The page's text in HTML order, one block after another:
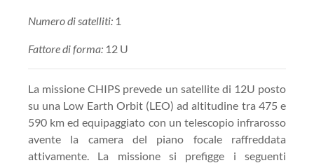
Numero di satelliti: 1
Fattore di forma: 12 U
La missione CHIPS prevede un satellite di 12U posto
su una Low Earth Orbit (LEO) ad altitudine tra 475 e
590 km ed equipaggiato con un telescopio infrarosso
avente la camera del piano focale raffreddata
attivamente. La missione si prefigge i seguenti